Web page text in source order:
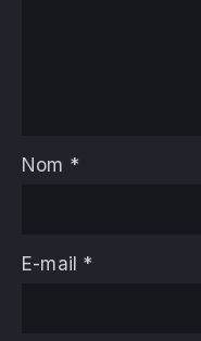
Nom *
E-mail *